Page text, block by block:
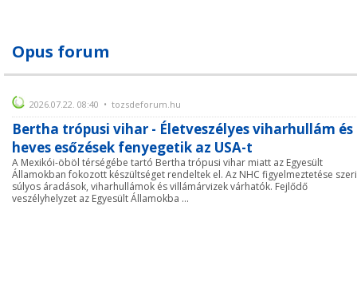
Opus forum
2026.07.22. 08:40 • tozsdeforum.hu
Bertha trópusi vihar - Életveszélyes viharhullám és
heves esőzések fenyegetik az USA-t
A Mexikói-öböl térségébe tartó Bertha trópusi vihar miatt az Egyesült
Államokban fokozott készültséget rendeltek el. Az NHC figyelmeztetése
súlyos áradások, viharhullámok és villámárvizek várhatók. Fejlődő
veszélyhelyzet az Egyesült Államokba ...